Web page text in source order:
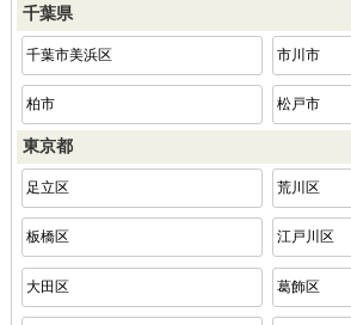
千葉県
千葉市美浜区 市川市
柏市 松戸市
東京都
足立区 荒川区
板橋区 江戸川区
大田区 葛飾区